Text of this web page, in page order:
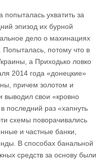
попыталась ухватить за
эпизод их бурной
дело о махинациях
потому что в
а Приходько ловко
2014 года «донецкие»
причем золотом и
выводил свои «кровно
последний раз «хапнуть
схемы поворачивались
и частные банки,
В способах банальной
средств за основу были